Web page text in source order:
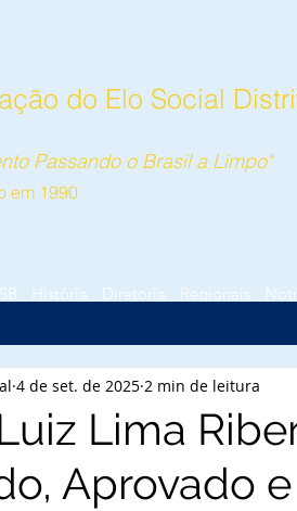
Passando o Brasil a Limpo"
em 1990
História Diretoria Regionais
do Elo Social
Lima
Aprovado
4 de set. de 2025 2 min de leitura